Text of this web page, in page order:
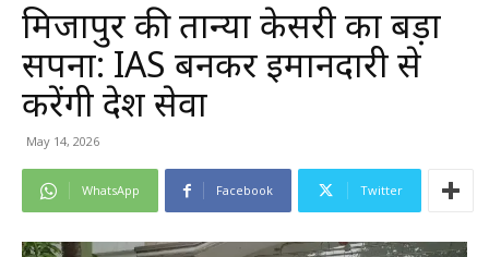
मिर्जापुर की तान्या केसरी का बड़ा
सपना: IAS बनकर ईमानदारी से
करेंगी देश सेवा
May 14, 2026
WhatsApp Facebook Twitter